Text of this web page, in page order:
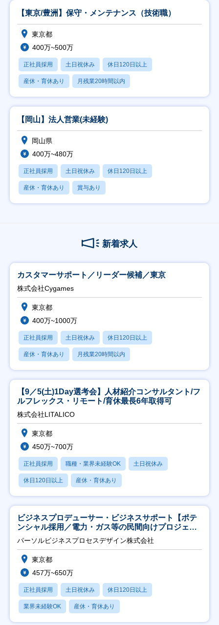
【東京/豊洲】保守・メンテナンス（技術職）
東京都
400万~500万
正社員採用 土日祝休み 休日120日以上
産休・育休あり 月残業20時間以内
【岡山】法人営業(未経験)
岡山県
400万~480万
正社員採用 土日祝休み 休日120日以上
産休・育休あり 賞与あり
新着求人
カスタマーサポート／リーダー候補／東京
株式会社Cygames
東京都
400万~1000万
正社員採用 土日祝休み 休日120日以上
産休・育休あり 月残業20時間以内
【9／5(土)1Day選考会】人材紹介コンサルタント/フ
ルフレックス・リモート/育休最長6年取得可
株式会社LITALICO
東京都
450万~700万
正社員採用 職種・業界未経験OK 土日祝休み
休日120日以上 産休・育休あり
ビジネスプロデューサー・ビジネスサポート【ポテ
ンシャル採用／電力・ガス等の民間向けプロジェク
ト推進】
パーソルビジネスプロセスデザイン株式会社
東京都
457万~650万
正社員採用 土日祝休み 休日120日以上
業界未経験OK 産休・育休あり